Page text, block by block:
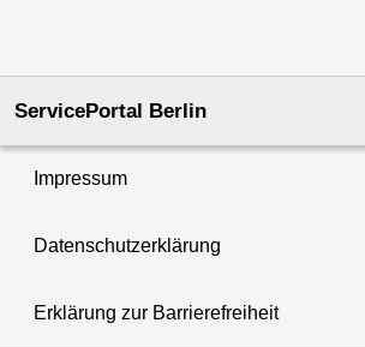
ServicePortal Berlin
Impressum
Datenschutzerklärung
Erklärung zur Barrierefreiheit